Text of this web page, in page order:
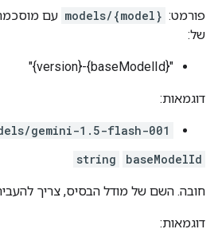
פורמט: models/{model} עם
של:
"{baseModelId}-{version}"
דוגמאות:
gemini-1.5-flash-001
baseModelId
string
חובה. השם של מודל הבסיס, צריך
דוגמאות: